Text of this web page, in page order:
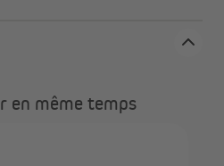
en même temps